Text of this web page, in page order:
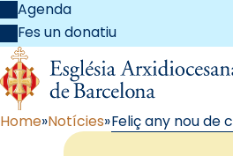
Agenda
Fes un donatiu
Home Notícies Feliç any nou de